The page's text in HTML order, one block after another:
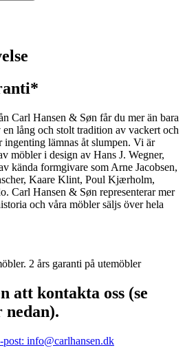
Carl Hansen & Søn får du mer än bara
lång och stolt tradition av vackert och
lämnas åt slumpen. Vi är
möbler i design av Hans J. Wegner,
kända formgivare som Arne Jacobsen,
Kaare Klint, Poul Kjærholm,
Carl Hansen & Søn representerar mer
och våra möbler säljs över hela
2 års garanti på utemöbler
att kontakta oss (se
post: info@carlhansen.dk